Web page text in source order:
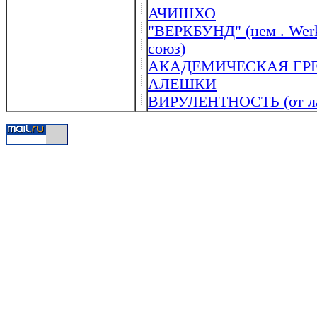
АЧИШХО
"ВЕРКБУНД" (нем .
союз)
АКАДЕМИЧЕСКАЯ
АЛЕШКИ
ВИРУЛЕНТНОСТЬ (от